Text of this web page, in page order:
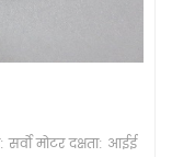
मोटर दक्षता: आईई